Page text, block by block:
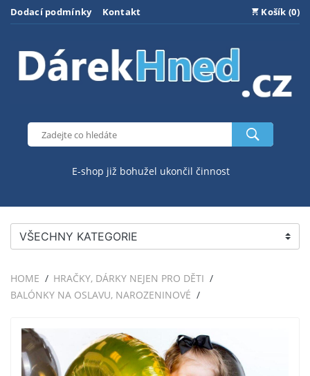
Dodací podmínky Kontakt Košík (0)
E-shop již bohužel ukončil činnost
VŠECHNY KATEGORIE
HOME
HRAČKY, DÁRKY NEJEN PRO DĚTI
BALÓNKY NA OSLAVU, NAROZENINOVÉ